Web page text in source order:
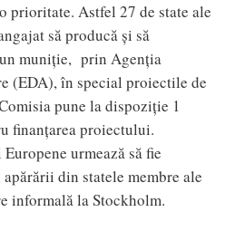
prioritate. Astfel 27 de state ale
să producă și să
muniție, prin Agenția
(EDA), în special proiectile de
pune la dispoziție 1
finanțarea proiectului.
urmează să fie
din statele membre ale
informală la Stockholm.